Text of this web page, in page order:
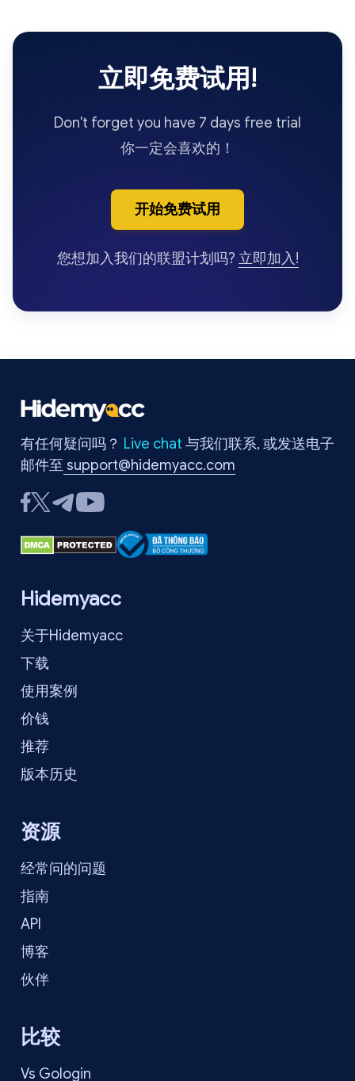
的网站和在线共享的数据。建议参考平台或第
立即免费试用!
Don't forget you have 7 days free trial
你一定会喜欢的！
开始免费试用
您想加入我们的联盟计划吗? 立即加入!
有任何疑问吗？ Live chat 与我们联系, 或发送电子
邮件至 support@hidemyacc.com
Hidemyacc
关于Hidemyacc
下载
使用案例
价钱
推荐
版本历史
资源
经常问的问题
指南
API
博客
伙伴
比较
Vs Gologin